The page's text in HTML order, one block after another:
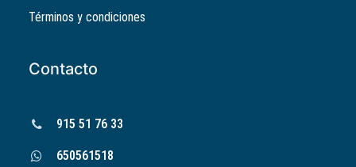
Términos y condiciones
Contacto
915 51 76 33
650561518